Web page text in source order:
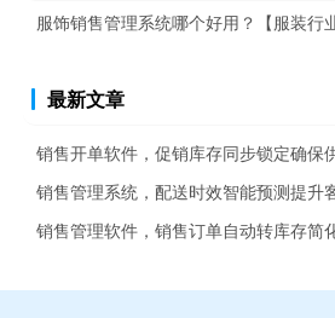
服饰销售管理系统哪个好用？【服装行
最新文章
销售开单软件，促销库存同步锁定确保
销售管理系统，配送时效智能预测提升
销售管理软件，销售订单自动转库存简